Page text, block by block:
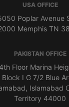
USA OFFICE
Poplar Avenue
Memphis TN
PAKISTAN OFFICE
4th Floor Marina
Block I G 7/2 Blue
Islamabad
Territory 44000